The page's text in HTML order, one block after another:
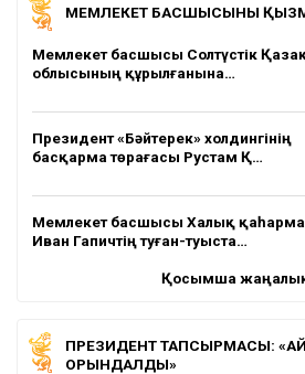
МЕМЛЕКЕТ БАСШЫСЫНЫҢ
Мемлекет басшысы Солтүстік
облысының құрылғанына…
Президент «Бәйтерек» холдингінің
басқарма төрағасы Рустам Қ…
Мемлекет басшысы Халық
Иван Гапичтің туған-туыста…
Қосымша
ПРЕЗИДЕНТ ТАПСЫРМАСЫ:
ОРЫНДАЛДЫ»